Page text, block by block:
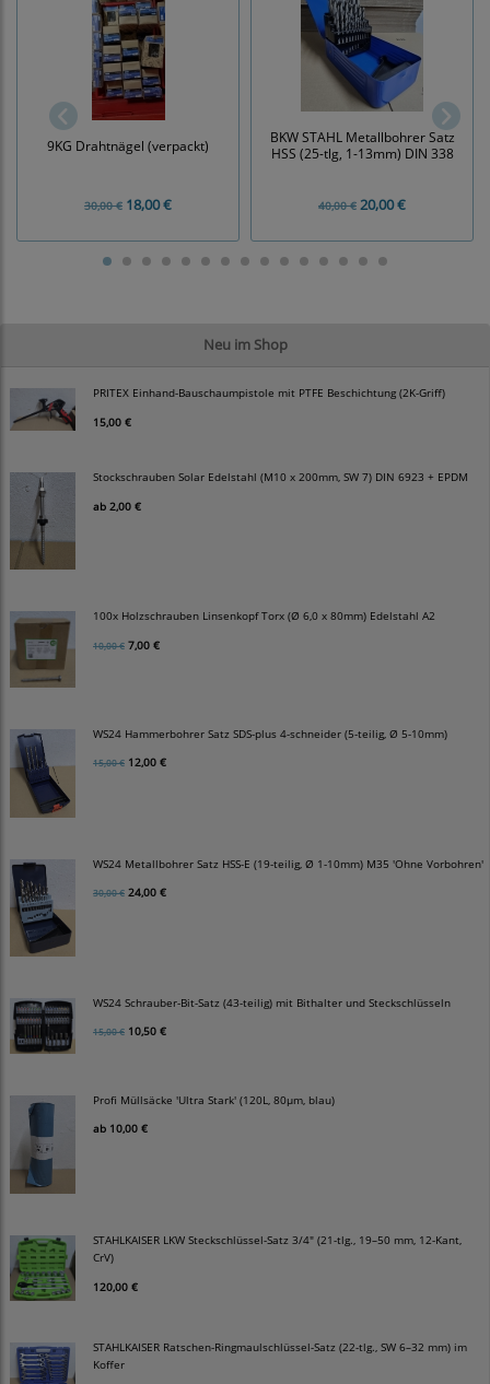
Neu im Shop
PRITEX Einhand-Bauschaumpistole mit PTFE Beschichtung (2K-Griff)
15,00 €
Stockschrauben Solar Edelstahl (M10 x 200mm, SW 7) DIN 6923 + EPDM
ab 2,00 €
100x Holzschrauben Linsenkopf Torx (Ø 6,0 x 80mm) Edelstahl A2
10,00 € 7,00 €
WS24 Hammerbohrer Satz SDS-plus 4-schneider (5-teilig, Ø 5-10mm)
15,00 € 12,00 €
WS24 Metallbohrer Satz HSS-E (19-teilig, Ø 1-10mm) M35 'Ohne Vorbohren'
30,00 € 24,00 €
WS24 Schrauber-Bit-Satz (43-teilig) mit Bithalter und Steckschlüsseln
15,00 € 10,50 €
Profi Müllsäcke 'Ultra Stark' (120L, 80µm, blau)
ab 10,00 €
STAHLKAISER LKW Steckschlüssel-Satz 3/4" (21-tlg., 19–50 mm, 12-Kant,
CrV)
120,00 €
STAHLKAISER Ratschen-Ringmaulschlüssel-Satz (22-tlg., SW 6–32 mm) im
Koffer
9KG Drahtnägel (verpackt)
30,00 € 18,00 €
BKW STAHL Metallbohrer Satz
HSS (25-tlg, 1-13mm) DIN 338
40,00 € 20,00 €